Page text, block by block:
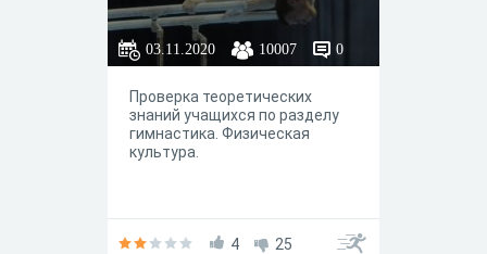
03.11.2020 10007 0
Проверка теоретических
знаний учащихся по разделу
гимнастика. Физическая
культура.
4 25